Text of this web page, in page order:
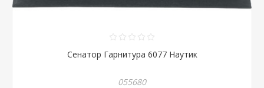
Сенатор Гарнитура 6077 Наутик
055680